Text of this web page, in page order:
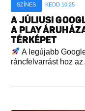
SZÍNES KEDD 10:25
A JÚLIUSI
A PLAY
TÉRKÉPET
A legújabb
ráncfelvarrást hoz